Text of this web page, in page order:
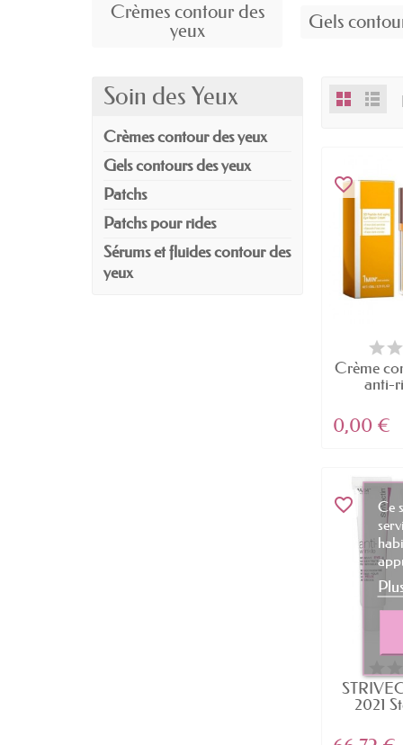
Crèmes contour des
yeux
Gels
Soin des Yeux
Crèmes contour des yeux
Gels contours des yeux
Patchs
Patchs pour rides
Sérums et fluides contour des
yeux
favorite_border
Crème
anti-
0,00 €
favorite_border
2021
Ce